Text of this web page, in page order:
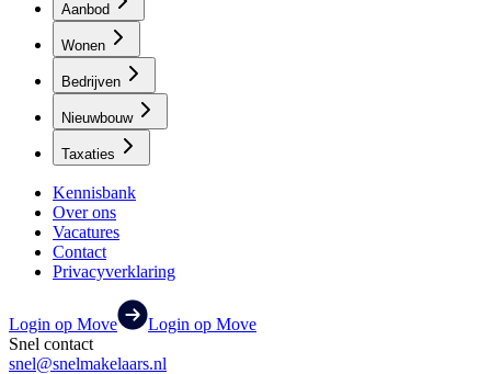
Aanbod
Wonen
Bedrijven
Nieuwbouw
Taxaties
Kennisbank
Over ons
Vacatures
Contact
Privacyverklaring
Login op Move
Login op Move
Snel contact
snel@snelmakelaars.nl